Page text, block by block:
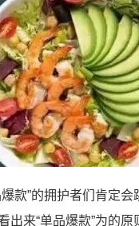
款”的拥护者们肯定
出来“单品爆款”为的